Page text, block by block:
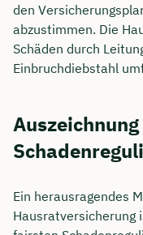
den
abzustimmen. Die
Schäden durch
Einbruchdiebstahl
Ein herausragendes
Hausratversicherung
Jetzt
Wir beraten dich